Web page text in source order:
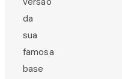
da
sua
famosa
base